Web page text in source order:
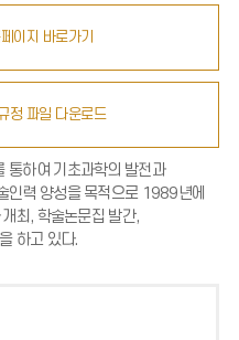
이지 바로가기
정 파일 다운로드
통하여 기초과학의 발전과
인력 양성을 목적으로 1989년에
최, 학술논문집 발간,
하고 있다.